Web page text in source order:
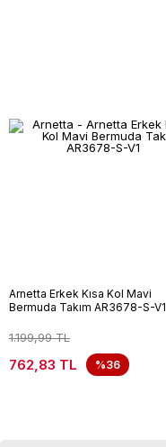
Arnetta Erkek Kısa Kol Mavi
Bermuda Takım AR3678-S-V1
1.199,99 TL
762,83 TL %36